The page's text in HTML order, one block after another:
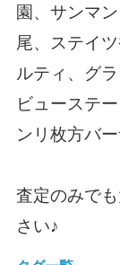
園、サンマ
尾、ステイ
ルティ、グ
ビューステ
ンリ枚方バ
査定のみで
さい♪